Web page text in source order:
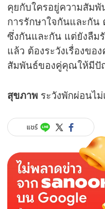
คุยกับใครอยู่ความสัม
การรักษาใจกันและกัน
ซึ่งกันและกัน แต่ยังลืม
แล้ว ต้องระวังเรื่องขอ
สัมพันธ์ของคู่คุณให้มีปั
สุขภาพ ระวังพักผ่อนไ
แชร์